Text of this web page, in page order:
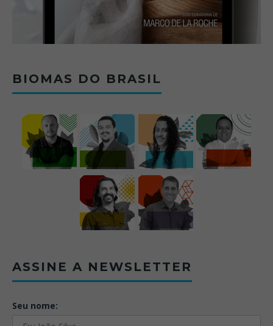
BIOMAS DO BRASIL
ASSINE A NEWSLETTER
Seu nome: